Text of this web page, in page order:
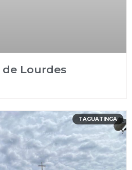
de Lourdes
TAGUATINGA